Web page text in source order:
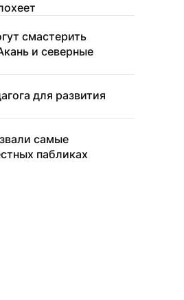
смастерить
и северные
для развития
самые
пабликах